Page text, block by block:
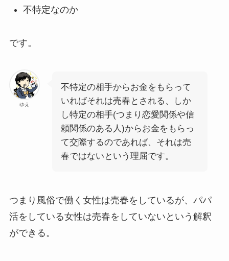
不特定なのか
です。
ゆえ
不特定の相手からお金をもらって
いればそれは売春とされる、しか
し特定の相手(つまり恋愛関係や信
頼関係のある人)からお金をもらっ
て交際するのであれば、それは売
春ではないという理屈です。
つまり風俗で働く女性は売春をしているが、パパ
活をしている女性は売春をしていないという解釈
ができる。